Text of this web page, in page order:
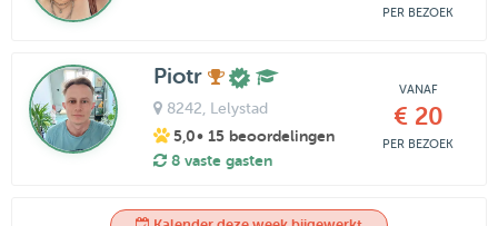
PER BEZOEK
Piotr
8242 , Lelystad
5,0• 15 beoordelingen
8 vaste gasten
VANAF
€ 20
PER BEZOEK